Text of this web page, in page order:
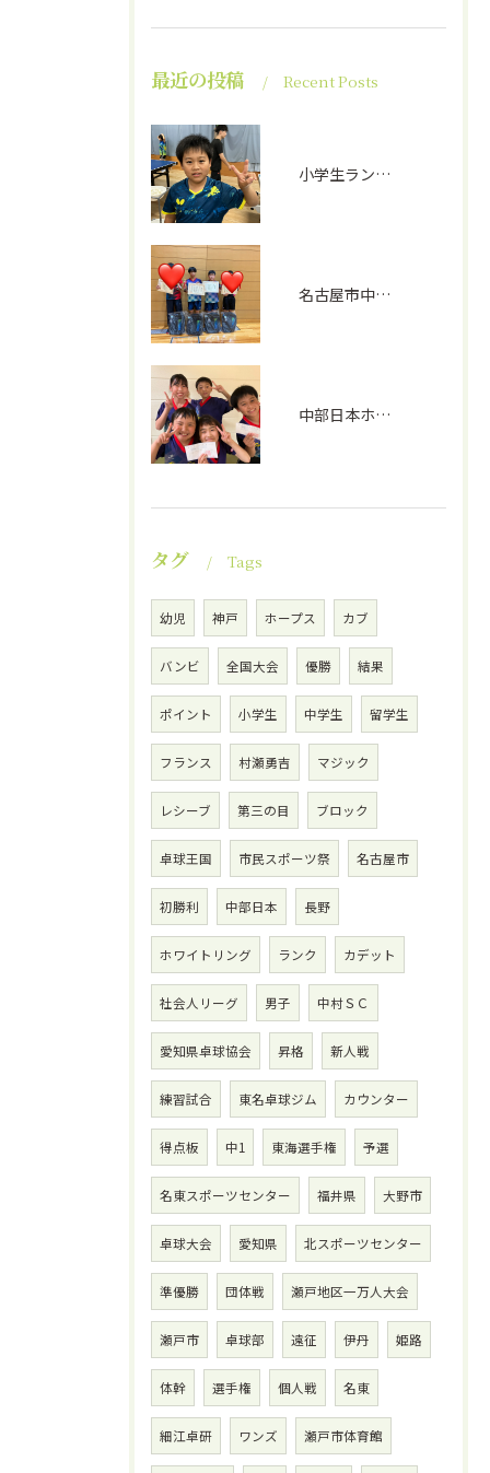
最近の投稿 Recent Posts
小学生ランキング戦①
名古屋市中学生選手権(男子)
中部日本ホープス、カブ予選
タグ Tags
幼児 神戸 ホープス カブ
バンビ 全国大会 優勝 結果
ポイント 小学生 中学生 留学生
フランス 村瀬勇吉 マジック
レシーブ 第三の目 ブロック
卓球王国 市民スポーツ祭 名古屋市
初勝利 中部日本 長野
ホワイトリング ランク カデット
社会人リーグ 男子 中村ＳＣ
愛知県卓球協会 昇格 新人戦
練習試合 東名卓球ジム カウンター
得点板 中1 東海選手権 予選
名東スポーツセンター 福井県 大野市
卓球大会 愛知県 北スポーツセンター
準優勝 団体戦 瀬戸地区一万人大会
瀬戸市 卓球部 遠征 伊丹 姫路
体幹 選手権 個人戦 名東
細江卓研 ワンズ 瀬戸市体育館